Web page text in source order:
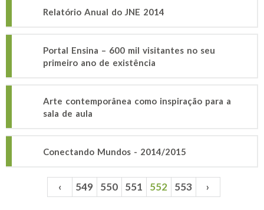
Relatório Anual do JNE 2014
Portal Ensina – 600 mil visitantes no seu
primeiro ano de existência
Arte contemporânea como inspiração para a
sala de aula
Conectando Mundos - 2014/2015
Páginas ‹ 549 550 551 552 553 ›